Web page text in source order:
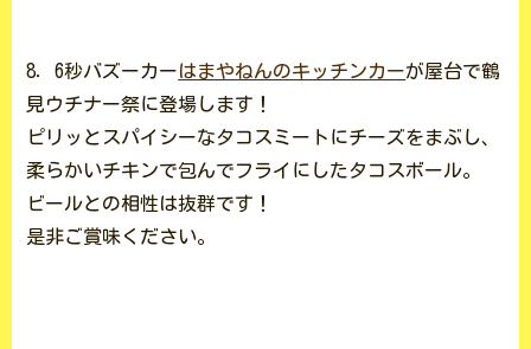
8．6秒バズーカーはまやねんのキッチンカーが屋台で鶴
見ウチナー祭に登場します！
ピリッとスパイシーなタコスミートにチーズをまぶし、
柔らかいチキンで包んでフライにしたタコスボール。
ビールとの相性は抜群です！
是非ご賞味ください。